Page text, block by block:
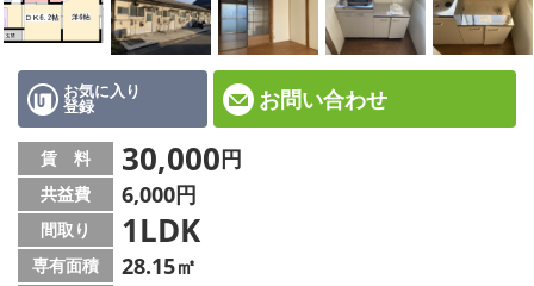
☆敷金·礼金0円物件☆
路線·駅から探す
地域から探す
地図から探す
スタッフ紹介
お気に入り
登録 お問い合わせ
賃 料 30,000円
共益費 6,000円
間取り 1LDK
専有面積 28.15㎡